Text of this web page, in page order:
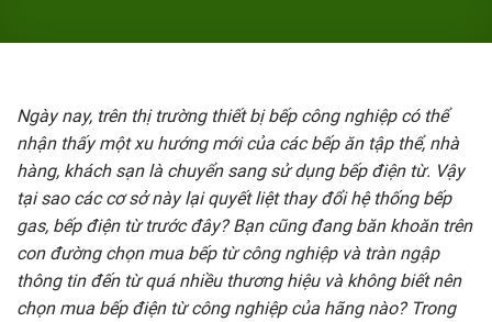
Ngày nay, trên thị trường thiết bị bếp công nghiệp có thể
nhận thấy một xu hướng mới của các bếp ăn tập thể, nhà
hàng, khách sạn là chuyển sang sử dụng bếp điện từ. Vậy
tại sao các cơ sở này lại quyết liệt thay đổi hệ thống bếp
gas, bếp điện từ trước đây? Bạn cũng đang băn khoăn trên
con đường chọn mua bếp từ công nghiệp và tràn ngập
thông tin đến từ quá nhiều thương hiệu và không biết nên
chọn mua bếp điện từ công nghiệp của hãng nào? Trong